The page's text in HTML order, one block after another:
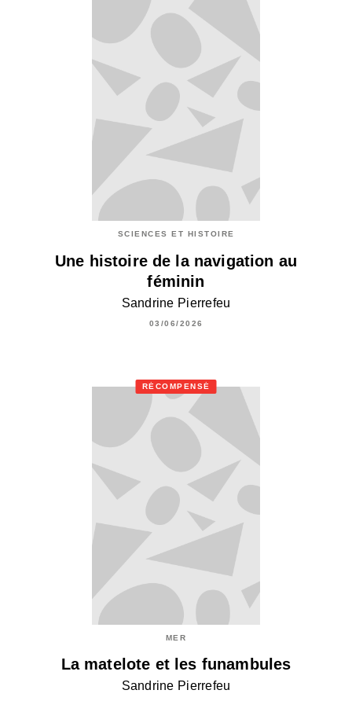
SCIENCES ET HISTOIRE
Une histoire de la navigation au
féminin
Sandrine Pierrefeu
03/06/2026
RÉCOMPENSÉ
MER
La matelote et les funambules
Sandrine Pierrefeu